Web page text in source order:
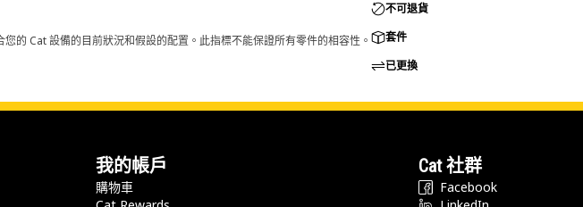
的 Cat 設備的目前狀況和假設的配置。此指標不能保證所有零件的相容性。
不可退貨
套件
已更換
我的帳戶
購物車
Cat 社群
Facebook